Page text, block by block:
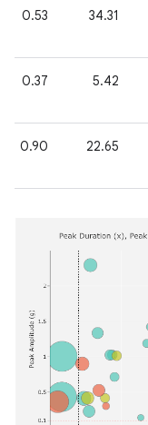
34.31
0.53
5.42
0.37
22.65
0.90